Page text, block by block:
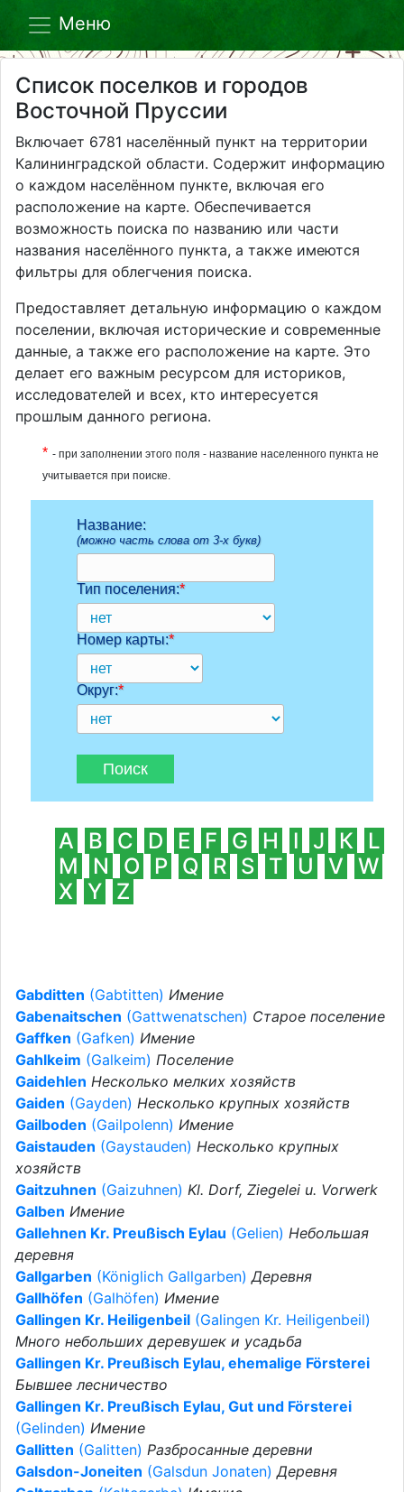
Меню
Список поселков и городов
Восточной Пруссии
Включает 6781 населённый пункт на территории
Калининградской области. Содержит информацию
о каждом населённом пункте, включая его
расположение на карте. Обеспечивается
возможность поиска по названию или части
названия населённого пункта, а также имеются
фильтры для облегчения поиска.
Предоставляет детальную информацию о каждом
поселении, включая исторические и современные
данные, а также его расположение на карте. Это
делает его важным ресурсом для историков,
исследователей и всех, кто интересуется
прошлым данного региона.
* - при заполнении этого поля - название населенного пункта не
учитывается при поиске.
Название:
(можно часть слова от 3-х букв)
Тип поселения:*
Номер карты:*
Округ:*
А B C D E F G H I J К
L
M
N O P Q R S T U V W
X Y Z
Gabditten (Gabtitten) Имение
Gabenaitschen (Gattwenatschen) Старое поселение
Gaffken (Gafken) Имение
Gahlkeim (Galkeim) Поселение
Gaidehlen Несколько мелких хозяйств
Gaiden (Gayden) Несколько крупных хозяйств
Gailboden (Gailpolenn) Имение
Gaistauden (Gaystauden) Несколько крупных
хозяйств
Gaitzuhnen (Gaizuhnen) Kl. Dorf, Ziegelei u. Vorwerk
Galben Имение
Gallehnen Kr. Preußisch Eylau (Gelien) Небольшая
деревня
Gallgarben (Königlich Gallgarben)Деревня
Gallhöfen (Galhöfen) Имение
Gallingen Kr. Heiligenbeil (Galingen Kr. Heiligenbeil)
Много небольших деревушек и усадьба
Gallingen Kr. Preußisch Eylau, ehemalige Försterei
Бывшее лесничество
Gallingen Kr. Preußisch Eylau, Gut und Försterei
(Gelinden) Имение
Gallitten (Galitten) Разбросанные деревни
Galsdon-Joneiten (Galsdun Jonaten)Деревня